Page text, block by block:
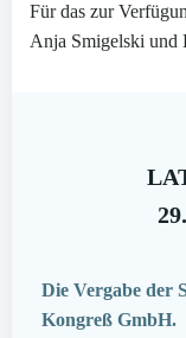
Für das zur
Anja Smigelski und
Die Vergabe der
Kongreß GmbH.